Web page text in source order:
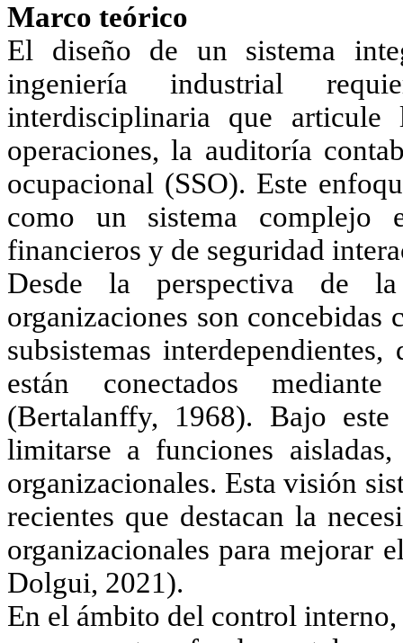
Marco teórico
El diseño de un sistema
ingeniería industrial
interdisciplinaria que
operaciones, la auditoría
ocupacional (SSO). Este
como un sistema complejo
financieros y de seguridad
Desde la perspectiva de
organizaciones son concebidas
subsistemas
están conectados
(Bertalanffy, 1968). Bajo
limitarse a funciones
organizacionales. Esta visión
recientes que destacan la
organizacionales para mejorar
Dolgui, 2021).
En el ámbito del control